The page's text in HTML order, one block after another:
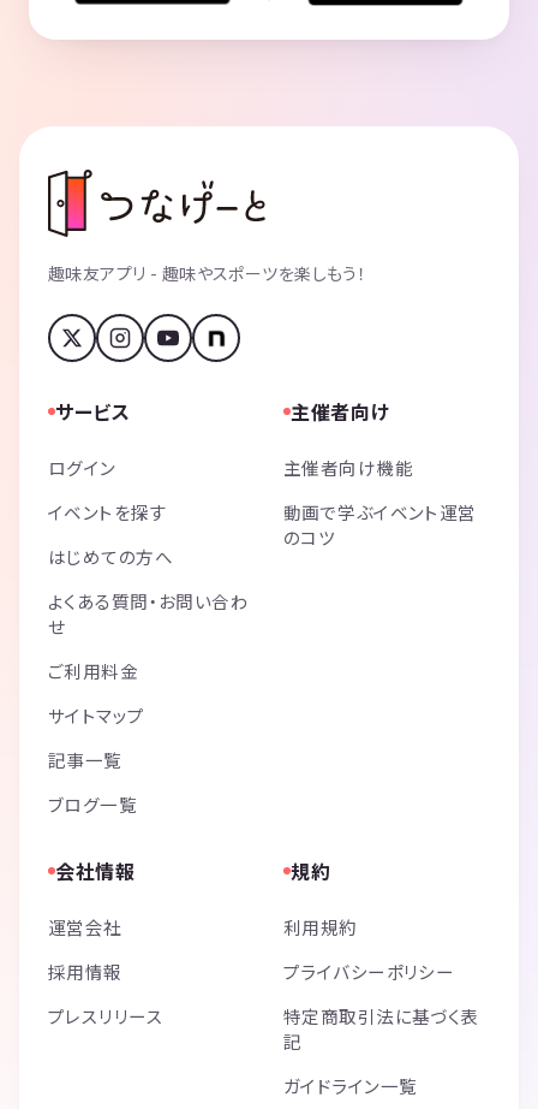
趣味友アプリ - 趣味やスポーツを楽しもう！
サービス
ログイン
イベントを探す
はじめての方へ
よくある質問・お問い合わ
せ
ご利用料金
サイトマップ
記事一覧
ブログ一覧
主催者向け
主催者向け機能
動画で学ぶイベント運営
のコツ
会社情報
運営会社
採用情報
プレスリリース
規約
利用規約
プライバシーポリシー
特定商取引法に基づく表
記
ガイドライン一覧